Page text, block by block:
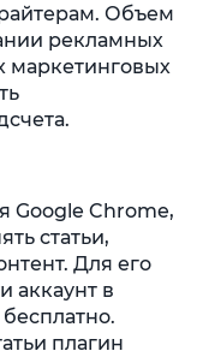
Объем
рекламных
маркетинговых
Google Chrome,
статьи,
Для его
аккаунт в
плагин